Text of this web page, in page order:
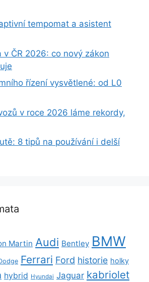
tempomat a asistent
v ČR 2026: co nový zákon
řízení vysvětlené: od L0
v roce 2026 láme rekordy,
8 tipů na používání i delší
Martin Audi Bentley BMW
Ferrari Ford historie holky
hybrid Hyundai Jaguar kabriolet